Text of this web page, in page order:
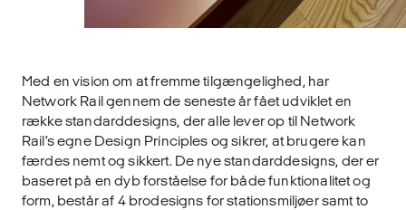
Med en vision om at fremme tilgængelighed, har
Network Rail gennem de seneste år fået udviklet en
række standarddesigns, der alle lever op til Network
Rail’s egne Design Principles og sikrer, at brugere kan
færdes nemt og sikkert. De nye standarddesigns, der er
baseret på en dyb forståelse for både funktionalitet og
form, består af 4 brodesigns for stationsmiljøer samt to